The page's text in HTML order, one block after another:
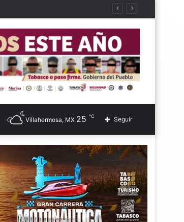
Seguir
Villahermosa, MX 25 ℃